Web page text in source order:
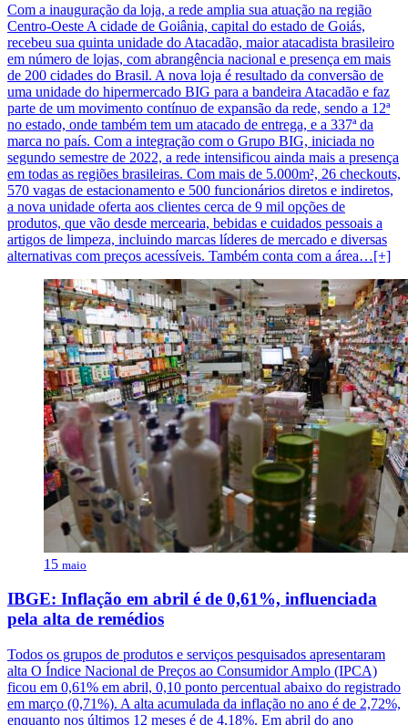
Com a inauguração da loja, a rede amplia sua atuação na região
Centro-Oeste A cidade de Goiânia, capital do estado de Goiás,
recebeu sua quinta unidade do Atacadão, maior atacadista brasileiro
em número de lojas, com abrangência nacional e presença em mais
de 200 cidades do Brasil. A nova loja é resultado da conversão de
uma unidade do hipermercado BIG para a bandeira Atacadão e faz
parte de um movimento contínuo de expansão da rede, sendo a 12ª
no estado, onde também tem um atacado de entrega, e a 337ª da
marca no país. Com a integração com o Grupo BIG, iniciada no
segundo semestre de 2022, a rede intensificou ainda mais a presença
em todas as regiões brasileiras. Com mais de 5.000m², 26 checkouts,
570 vagas de estacionamento e 500 funcionários diretos e indiretos,
a nova unidade oferta aos clientes cerca de 9 mil opções de
produtos, que vão desde mercearia, bebidas e cuidados pessoais a
artigos de limpeza, incluindo marcas líderes de mercado e diversas
alternativas com preços acessíveis. Também conta com a área…[+]
15 maio
IBGE: Inflação em abril é de 0,61%, influenciada
pela alta de remédios
Todos os grupos de produtos e serviços pesquisados apresentaram
alta O Índice Nacional de Preços ao Consumidor Amplo (IPCA)
ficou em 0,61% em abril, 0,10 ponto percentual abaixo do registrado
em março (0,71%). A alta acumulada da inflação no ano é de 2,72%,
enquanto nos últimos 12 meses é de 4,18%. Em abril do ano